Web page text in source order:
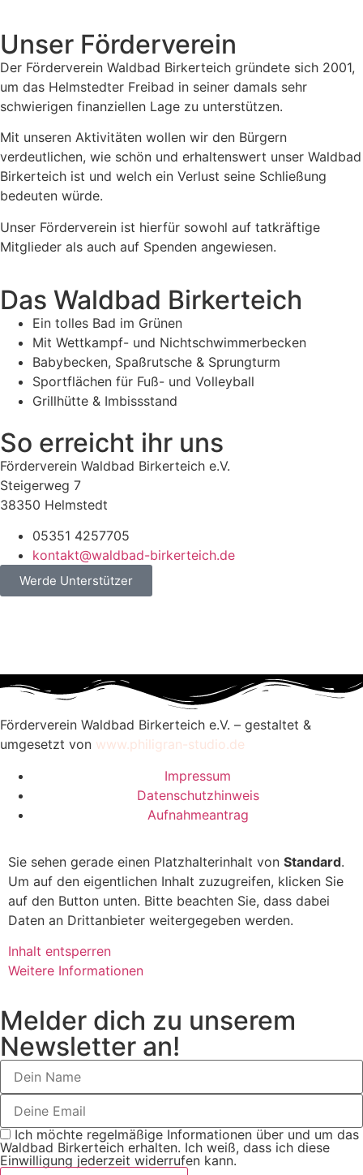
Unser Förderverein
Der Förderverein Waldbad Birkerteich gründete sich 2001,
um das Helmstedter Freibad in seiner damals sehr
schwierigen finanziellen Lage zu unterstützen.
Mit unseren Aktivitäten wollen wir den Bürgern
verdeutlichen, wie schön und erhaltenswert unser Waldbad
Birkerteich ist und welch ein Verlust seine Schließung
bedeuten würde.
Unser Förderverein ist hierfür sowohl auf tatkräftige
Mitglieder als auch auf Spenden angewiesen.
Das Waldbad Birkerteich
Ein tolles Bad im Grünen
Mit Wettkampf- und Nichtschwimmerbecken
Babybecken, Spaßrutsche & Sprungturm
Sportflächen für Fuß- und Volleyball
Grillhütte & Imbissstand
So erreicht ihr uns
Förderverein Waldbad Birkerteich e.V.
Steigerweg 7
38350 Helmstedt
05351 4257705
kontakt@waldbad-birkerteich.de
Werde Unterstützer
Förderverein Waldbad Birkerteich e.V. – gestaltet &
umgesetzt von www.philigran-studio.de
Impressum
Datenschutzhinweis
Aufnahmeantrag
Sie sehen gerade einen Platzhalterinhalt von Standard.
Um auf den eigentlichen Inhalt zuzugreifen, klicken Sie
auf den Button unten. Bitte beachten Sie, dass dabei
Daten an Drittanbieter weitergegeben werden.
Inhalt entsperren
Weitere Informationen
Melder dich zu unserem
Newsletter an!
Ich möchte regelmäßige Informationen über und um das
Waldbad Birkerteich erhalten. Ich weiß, dass ich diese
Einwilligung jederzeit widerrufen kann.